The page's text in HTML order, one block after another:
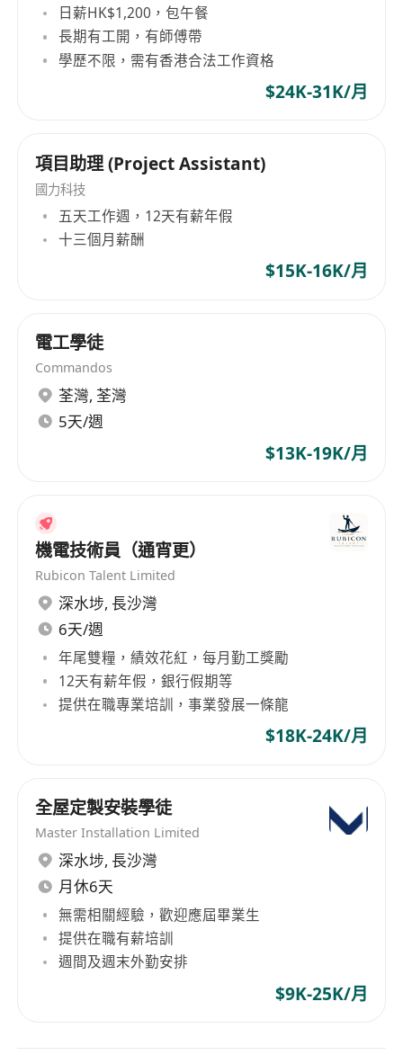
We provide One-On-One Career Coaching
Services for FREE. If you are looking for more
advices in your career endeavors, feel free to
contact us, or visit our company website
日薪HK$1,200，包午餐
長期有工開，有師傅帶
學歷不限，需有香港合法工作資格
$24K-31K/月
項目助理 (Project Assistant)
國力科技
五天工作週，12天有薪年假
十三個月薪酬
$15K-16K/月
電工學徒
Commandos
荃灣, 荃灣
5天/週
$13K-19K/月
機電技術員（通宵更）
Rubicon Talent Limited
深水埗, 長沙灣
6天/週
年尾雙糧，績效花紅，每月勤工獎勵
12天有薪年假，銀行假期等
提供在職專業培訓，事業發展一條龍
$18K-24K/月
全屋定製安裝學徒
Master Installation Limited
深水埗, 長沙灣
月休6天
無需相關經驗，歡迎應屆畢業生
提供在職有薪培訓
週間及週末外勤安排
$9K-25K/月